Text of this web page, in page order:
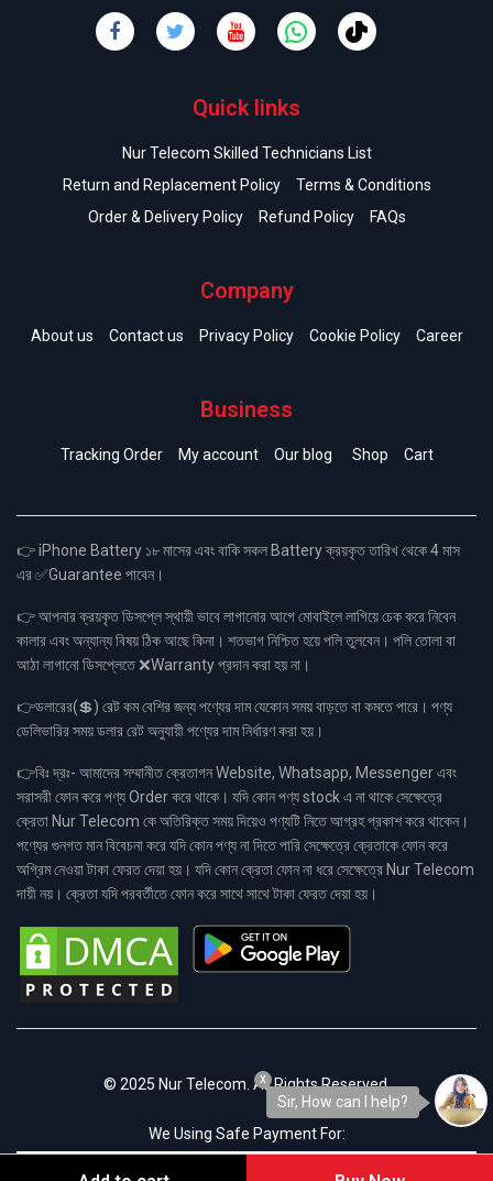
Quick links
Nur Telecom Skilled Technicians List
Return and Replacement Policy
Terms & Conditions
Order & Delivery Policy
Refund Policy FAQs
Company
About us Contact us Privacy Policy Cookie Policy Career
Business
Tracking Order My account Our blog Shop Cart
👉 iPhone Battery ১৮ মাসের এবং বাকি সকল Battery ক্রয়কৃত তারিখ থেকে 4 মাস
এর ✅Guarantee পাবেন।
👉 আপনার ক্রয়কৃত ডিসপ্লে স্থায়ী ভাবে লাগানোর আগে মোবাইলে লাগিয়ে চেক করে নিবেন
কালার এবং অন্যান্য বিষয় ঠিক আছে কিনা। শতভাগ নিশ্চিত হয়ে পলি তুলবেন। পলি তোলা বা
আঠা লাগানো ডিসপ্লেতে ❌Warranty প্রদান করা হয় না।
👉ডলারের(💲) রেট কম বেশির জন্য পণ্যের দাম যেকোন সময় বাড়তে বা কমতে পারে। পণ্য
ডেলিভারির সময় ডলার রেট অনুযায়ী পণ্যের দাম নির্ধারণ করা হয়।
👉বিঃ দ্রঃ- আমাদের সম্মানীত ক্রেতাগন Website, Whatsapp, Messenger এবং
সরাসরী ফোন করে পণ্য Order করে থাকে। যদি কোন পণ্য stock এ না থাকে সেক্ষেত্রে
ক্রেতা Nur Telecom কে অতিরিক্ত সময় দিয়েও পণ্যটি নিতে আগ্রহ প্রকাশ করে থাকেন।
পণ্যের গুনগত মান বিবেচনা করে যদি কোন পণ্য না দিতে পারি সেক্ষেত্রে ক্রেতাকে ফোন করে
অগ্রিম নেওয়া টাকা ফেরত দেয়া হয়। যদি কোন ক্রেতা ফোন না ধরে সেক্ষেত্রে Nur Telecom
দায়ী নয়। ক্রেতা যদি পরবর্তীতে ফোন করে সাথে সাথে টাকা ফেরত দেয়া হয়।
© 2025 Nur Telecom. All Rights Reserved.
We Using Safe Payment For:
Sir, How can I help?
x